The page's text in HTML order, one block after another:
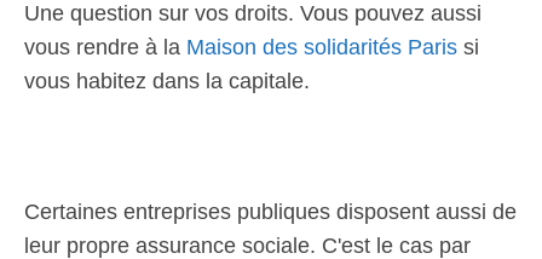
Une question sur vos droits. Vous pouvez aussi
vous rendre à la Maison des solidarités Paris si
vous habitez dans la capitale.
Certaines entreprises publiques disposent aussi de
leur propre assurance sociale. C'est le cas par